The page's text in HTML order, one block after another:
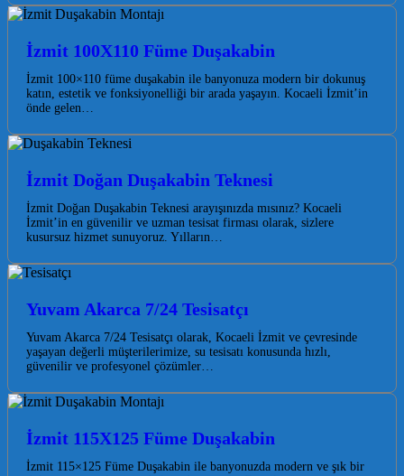
İzmit 100X110 Füme Duşakabin
İzmit 100×110 füme duşakabin ile banyonuza modern bir dokunuş
katın, estetik ve fonksiyonelliği bir arada yaşayın. Kocaeli İzmit’in
önde gelen…
İzmit Doğan Duşakabin Teknesi
İzmit Doğan Duşakabin Teknesi arayışınızda mısınız? Kocaeli
İzmit’in en güvenilir ve uzman tesisat firması olarak, sizlere
kusursuz hizmet sunuyoruz. Yılların…
Yuvam Akarca 7/24 Tesisatçı
Yuvam Akarca 7/24 Tesisatçı olarak, Kocaeli İzmit ve çevresinde
yaşayan değerli müşterilerimize, su tesisatı konusunda hızlı,
güvenilir ve profesyonel çözümler…
İzmit 115X125 Füme Duşakabin
İzmit 115×125 Füme Duşakabin ile banyonuzda modern ve şık bir